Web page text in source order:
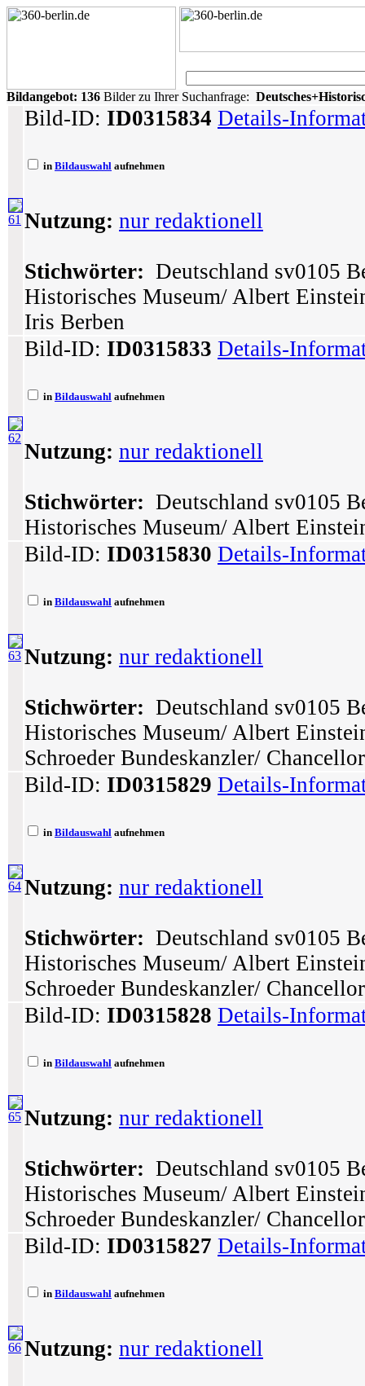
Bildangebot: 136 Bilder zu Ihrer Suchanfrage:
61
Bild-ID: ID0315834 Details-
in Bildauswahl aufnehmen
Nutzung: nur redaktionell
Stichwörter: Deutschland sv0105
Historisches Museum/ Albert
Iris Berben
62
Bild-ID: ID0315833 Details-
in Bildauswahl aufnehmen
Nutzung: nur redaktionell
Stichwörter: Deutschland sv0105
Historisches Museum/ Albert
63
Bild-ID: ID0315830 Details-
in Bildauswahl aufnehmen
Nutzung: nur redaktionell
Stichwörter: Deutschland sv0105
Historisches Museum/ Albert
Schroeder Bundeskanzler/ Chancellor
64
Bild-ID: ID0315829 Details-
in Bildauswahl aufnehmen
Nutzung: nur redaktionell
Stichwörter: Deutschland sv0105
Historisches Museum/ Albert
Schroeder Bundeskanzler/
65
Bild-ID: ID0315828 Details-
in Bildauswahl aufnehmen
Nutzung: nur redaktionell
Stichwörter: Deutschland sv0105
Historisches Museum/ Albert
Schroeder Bundeskanzler/ Chancellor
66
Bild-ID: ID0315827 Details-
in Bildauswahl aufnehmen
Nutzung: nur redaktionell